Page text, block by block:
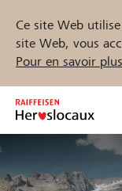
Ce site Web
site Web, vous
Pour en savoir plus
Inhalt
springen